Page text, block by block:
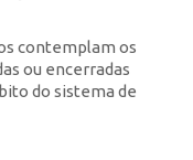
contemplam os
ou encerradas
do sistema de